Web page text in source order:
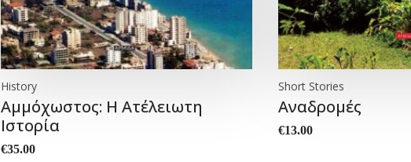
History
Αμμόχωστος: Η Ατέλειωτη
Ιστορία
€35.00
Short Stories
Αναδρομές
€13.00